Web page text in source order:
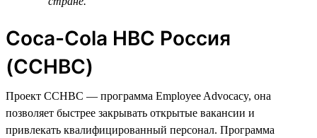
Coca-Cola HBC Россия
(CCHBC)
Проект CCHBC — программа Employee Advocacy, она
позволяет быстрее закрывать открытые вакансии и
привлекать квалифицированный персонал. Программа